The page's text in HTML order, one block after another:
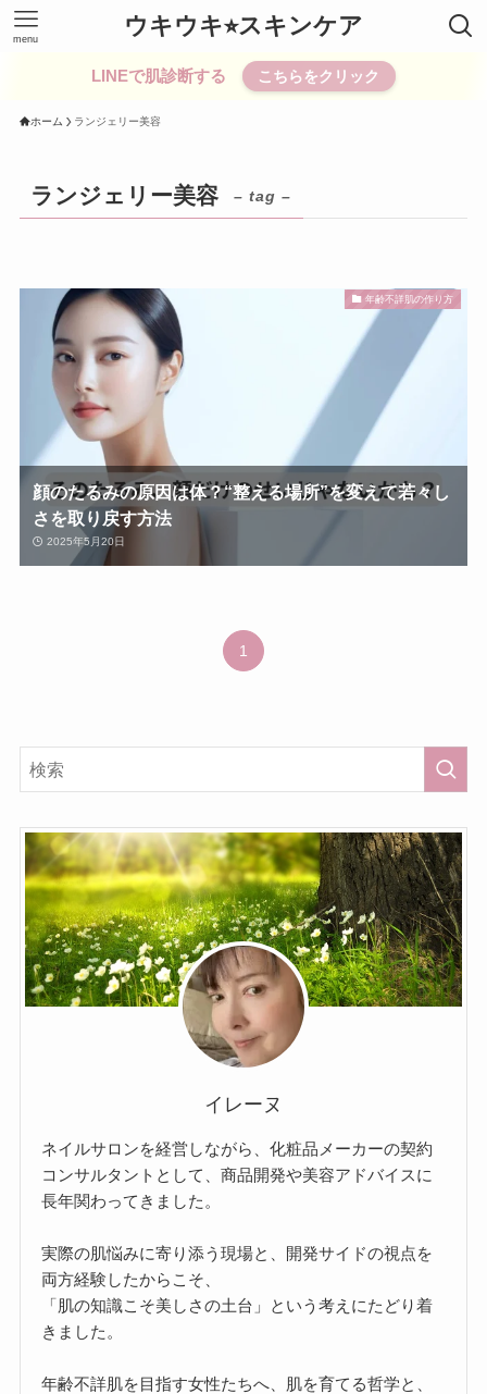
ウキウキ⭐︎スキンケア
menu
LINEで肌診断する こちらをクリック
ホーム ランジェリー美容
ランジェリー美容 – tag –
年齢不詳肌の作り方
顔のたるみの原因は体？“整える場所”を変えて若々し
さを取り戻す方法
2025年5月20日
1
イレーヌ
ネイルサロンを経営しながら、化粧品メーカーの契約
コンサルタントとして、商品開発や美容アドバイスに
長年関わってきました。
実際の肌悩みに寄り添う現場と、開発サイドの視点を
両方経験したからこそ、
「肌の知識こそ美しさの土台」という考えにたどり着
きました。
年齢不詳肌を目指す女性たちへ、肌を育てる哲学と、